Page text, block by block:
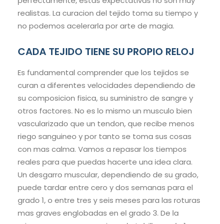
realistas. La curacion del tejido toma su tiempo y
no podemos acelerarla por arte de magia.
CADA TEJIDO TIENE SU PROPIO RELOJ
Es fundamental comprender que los tejidos se
curan a diferentes velocidades dependiendo de
su composicion fisica, su suministro de sangre y
otros factores. No es lo mismo un musculo bien
vascularizado que un tendon, que recibe menos
riego sanguineo y por tanto se toma sus cosas
con mas calma. Vamos a repasar los tiempos
reales para que puedas hacerte una idea clara.
Un desgarro muscular, dependiendo de su grado,
puede tardar entre cero y dos semanas para el
grado 1, o entre tres y seis meses para las roturas
mas graves englobadas en el grado 3. De la